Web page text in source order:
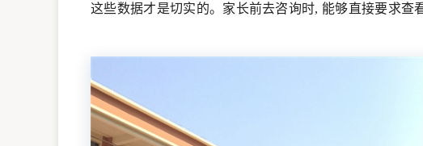
这些数据才是切实的。家长前去咨询时, 能够直接要求查